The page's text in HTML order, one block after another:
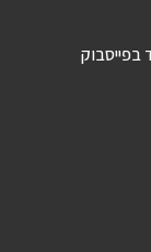
בפייסבוק